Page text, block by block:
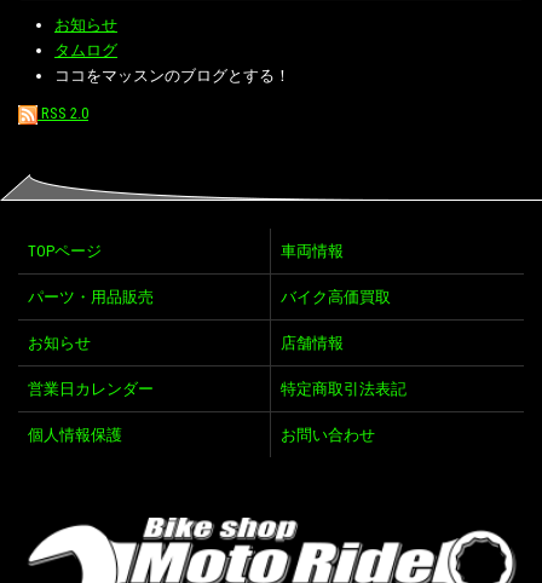
お知らせ
タムログ
ココをマッスンのブログとする！
RSS 2.0
TOPページ 車両情報
パーツ・用品販売 バイク高価買取
お知らせ 店舗情報
営業日カレンダー 特定商取引法表記
個人情報保護 お問い合わせ